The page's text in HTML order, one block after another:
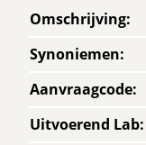
Omschrijving:
Synoniemen:
Aanvraagcode:
Uitvoerend Lab: